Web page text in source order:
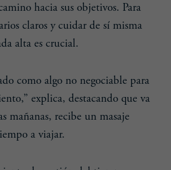
hacia sus objetivos. Para
claros y cuidar de sí misma
alta es crucial.
como algo no negociable para
explica, destacando que va
mañanas, recibe un masaje
a viajar.